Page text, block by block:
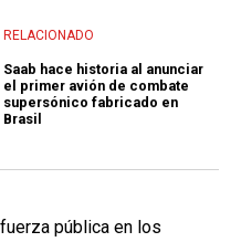
RELACIONADO
Saab hace historia al anunciar
el primer avión de combate
supersónico fabricado en
Brasil
pública en los